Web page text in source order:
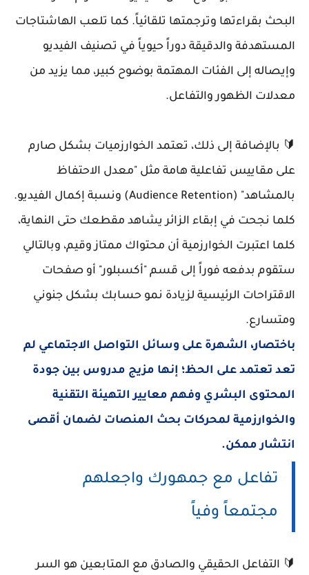
البحث بقراءتها وترجمتها تلقائياً. كما تلعب الهاشتاجات
المستهدفة والدقيقة دوراً حيوياً في تصنيف الفيديو
وإيصاله إلى الفئات المهتمة بوضوح كبير، مما يزيد من
معدلات الظهور والتفاعل.
🔰 بالإضافة إلى ذلك، تعتمد الخوارزميات بشكل صارم
على مقاييس تفاعلية هامة مثل "معدل الاحتفاظ
بالمشاهد" (Audience Retention) ونسبة إكمال الفيديو.
كلما نجحت في إبقاء الزائر يشاهد مقطعك حتى النهاية،
كلما اعتبرت الخوارزمية أن محتواك ممتاز وقيم، وبالتالي
ستقوم بدفعه فوراً إلى قسم "أكسبلور" أو صفحات
الاقتراحات الرئيسية لزيادة نمو حسابك بشكل جنوني
ومتسارع.
باختصار، الشهرة على وسائل التواصل الاجتماعي لم
تعد تعتمد على الحظ؛ إنها مزيج مدروس بين جودة
المحتوى البشري وفهم معايير التهيئة التقنية
والخوارزمية لمحركات بحث المنصات لضمان أقصى
انتشار ممكن.
تفاعل مع جمهورك واجعلهم
مجتمعاً وفياً
🔰 التفاعل الحقيقي والصادق مع المتابعين هو السر